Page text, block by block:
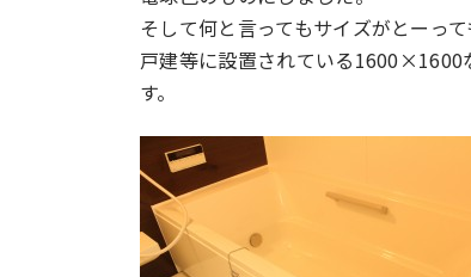
そして何と言ってもサイズがとーっ
戸建等に設置されている1600×1600
す。